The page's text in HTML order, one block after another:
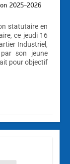
2025-2026
statutaire en
ce jeudi 16
Industriel,
son jeune
pour objectif